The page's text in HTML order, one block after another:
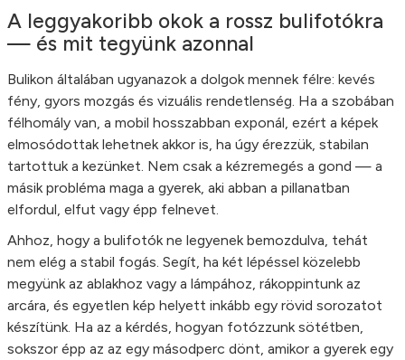
A leggyakoribb okok a rossz bulifotókra
— és mit tegyünk azonnal
Bulikon általában ugyanazok a dolgok mennek félre: kevés
fény, gyors mozgás és vizuális rendetlenség. Ha a szobában
félhomály van, a mobil hosszabban exponál, ezért a képek
elmosódottak lehetnek akkor is, ha úgy érezzük, stabilan
tartottuk a kezünket. Nem csak a kézremegés a gond — a
másik probléma maga a gyerek, aki abban a pillanatban
elfordul, elfut vagy épp felnevet.
Ahhoz, hogy a bulifotók ne legyenek bemozdulva, tehát
nem elég a stabil fogás. Segít, ha két lépéssel közelebb
megyünk az ablakhoz vagy a lámpához, rákoppintunk az
arcára, és egyetlen kép helyett inkább egy rövid sorozatot
készítünk. Ha az a kérdés, hogyan fotózzunk sötétben,
sokszor épp az az egy másodperc dönt, amikor a gyerek egy